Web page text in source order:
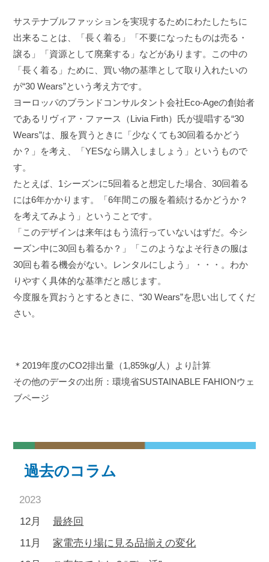
サステナブルファッションを実現するためにわたしたちに
出来ることは、「長く着る」「不要になったものは売る・
譲る」「資源として廃棄する」などがあります。この中の
「長く着る」ために、買い物の基準として取り入れたいの
が“30 Wears”という考え方です。
ヨーロッパのブランドコンサルタント会社Eco-Ageの創始者
であるリヴィア・ファース（Livia Firth）氏が提唱する“30
Wears”は、服を買うときに「少なくても30回着るかどう
か？」を考え、「YESなら購入しましょう」というもので
す。
たとえば、1シーズンに5回着ると想定した場合、30回着る
には6年かかります。「6年間この服を着続けるかどうか？
を考えてみよう」ということです。
「このデザインは来年はもう流行っていないはずだ。今シ
ーズン中に30回も着るか？」「このようなよそ行きの服は
30回も着る機会がない。レンタルにしよう」・・・。わか
りやすく具体的な基準だと感じます。
今度服を買おうとするときに、“30 Wears”を思い出してくだ
さい。
＊2019年度のCO2排出量（1,859kg/人）より計算
その他のデータの出所：環境省SUSTAINABLE FAHIONウェ
ブページ
過去のコラム
2023
12月
最終回
11月
家電売り場に見る品揃えの変化